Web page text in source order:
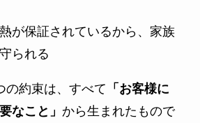
が保証されているから、家族
られる
の約束は、すべて 「お客様に
なこと」から生まれたもので